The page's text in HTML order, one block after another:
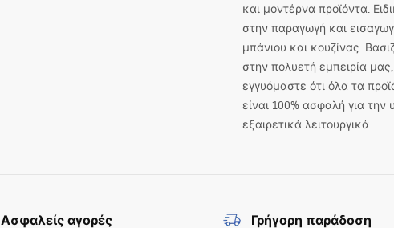
και μοντέρνα προϊόντα.
στην παραγωγή και
μπάνιου και κουζίνας.
στην πολυετή εμπειρία μας,
εγγυόμαστε ότι όλα τα
είναι 100% ασφαλή για την
εξαιρετικά λειτουργικά.
Ασφαλείς αγορές Γρήγορη παράδοση